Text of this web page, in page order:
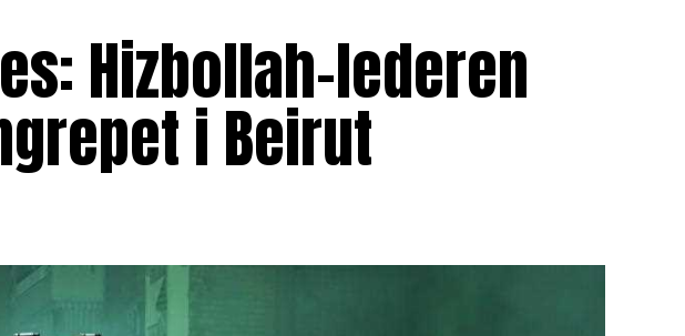
Hizbollah-lederen
i Beirut